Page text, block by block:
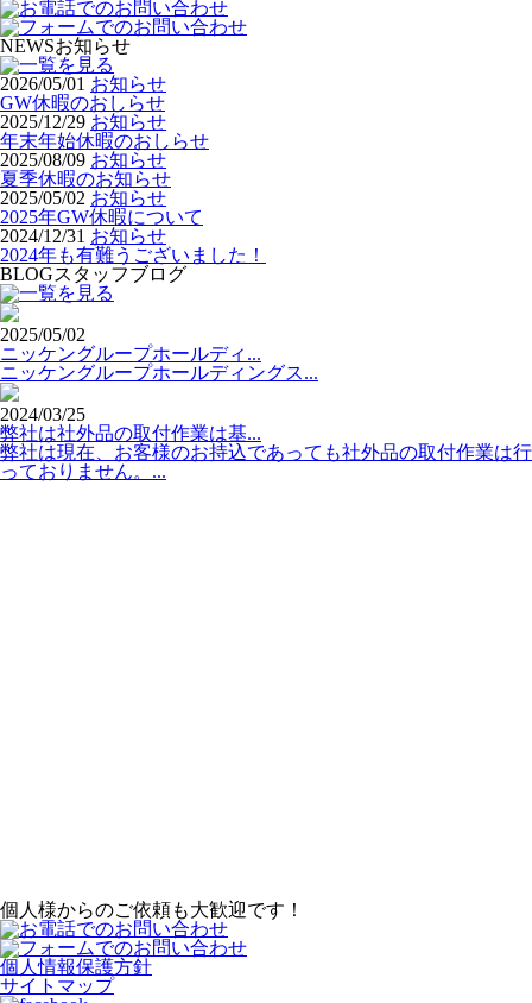
NEWSお知らせ
2026/05/01 お知らせ
GW休暇のおしらせ
2025/12/29 お知らせ
年末年始休暇のおしらせ
2025/08/09 お知らせ
夏季休暇のお知らせ
2025/05/02 お知らせ
2025年GW休暇について
2024/12/31 お知らせ
2024年も有難うございました！
BLOGスタッフブログ
2025/05/02
ニッケングループホールディ...
ニッケングループホールディングス...
2024/03/25
弊社は社外品の取付作業は基...
弊社は現在、お客様のお持込であっても社外品の取付作業は行
っておりません。...
個人様からのご依頼も大歓迎です！
個人情報保護方針
サイトマップ